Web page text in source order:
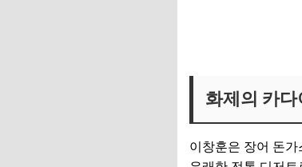
화제의 카다
이창훈은 장어 돈가